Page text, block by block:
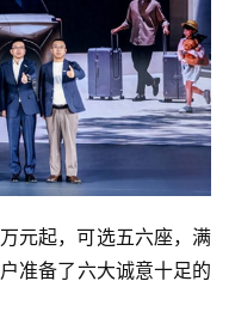
元起，可选五六座，满
准备了六大诚意十足的